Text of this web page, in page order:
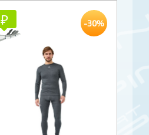
₽₽ -30%